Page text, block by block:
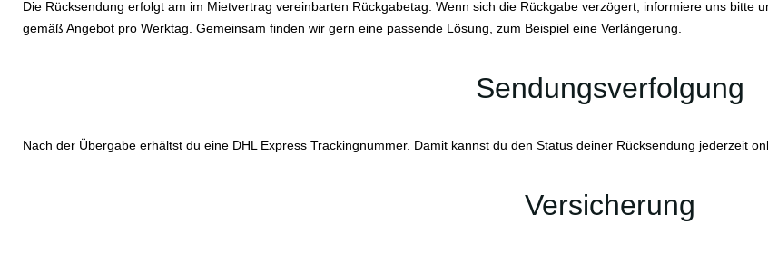
Die Rücksendung erfolgt am im Mietvertrag vereinbarten Rückgabetag. Wenn sich die Rückgabe verzögert, informiere uns bitte
gemäß Angebot pro Werktag. Gemeinsam finden wir gern eine passende Lösung, zum Beispiel eine Verlängerung.
Sendungsverfolgung
Nach der Übergabe erhältst du eine DHL Express Trackingnummer. Damit kannst du den Status deiner Rücksendung jederzeit
Versicherung